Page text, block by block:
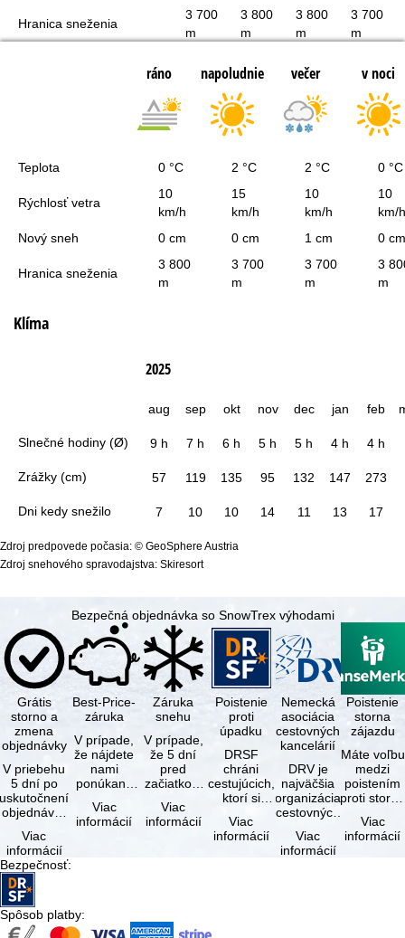
Hranica sneženia
3 700
m
3 800
m
3 800
m
3 700
m
ráno napoludnie večer v noci
Teplota 0 °C 2 °C 2 °C 0 °C
Rýchlosť vetra
10
km/h
15
km/h
10
km/h
10
km/h
Nový sneh
0 cm 0 cm 1 cm 0 cm
Hranica sneženia
3 800
m
3 700
m
3 700
m
3
m
Klíma
Slnečné hodiny (Ø)
Zrážky (cm)
Dni kedy snežilo
2025
aug sep okt nov dec jan feb
9 h 7 h 6 h 5 h 5 h 4 h 4 h
57 119 135 95 132 147 273
7 10 10 14 11 13 17
Zdroj predpovede počasia: © GeoSphere Austria
Zdroj snehového spravodajstva: Skiresort
Bezpečná objednávka so SnowTrex výhodami
Grátis
storno a
zmena
objednávky
V priebehu
5 dní po
uskutočnení
objednávky
tejto
objednávky
bezplatne
…
Viac
informácií
Best-Price-
záruka
V prípade,
že nájdete
nami
ponúkaný
rovnakými
službami
Viac
informácií
Záruka
snehu
V prípade,
že 5 dní
pred
začiatkom
(deň
príjazdu)
Viac
informácií
Poistenie
proti
úpadku
DRSF
chráni
cestujúcich,
ktorí si
zájazd
alebo
Viac
informácií
Nemecká
asociácia
cestovných
kancelárií
DRV je
najväčšia
organizácia
cestovných
organizátorov
zájazdov v …
Viac
informácií
Poistenie
storna
zájazdu
Máte voľbu
medzi
poistením
proti stornu
cestovným
Viac
informácií
Bezpečnosť:
Spôsob platby: